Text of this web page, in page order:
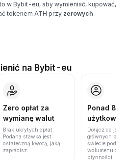
w Bybit-eu, aby wymieniać, kupować,
tokenem ATH przy zerowych
na Bybit-eu
Zero opłat za
wymianę walut
Brak ukrytych opłat.
Podana stawka jest
ostateczną kwotą, jaką
zapłacisz.
Ponad 86
Dołącz do
głównych
świecie pod
wolumenu
płynności.